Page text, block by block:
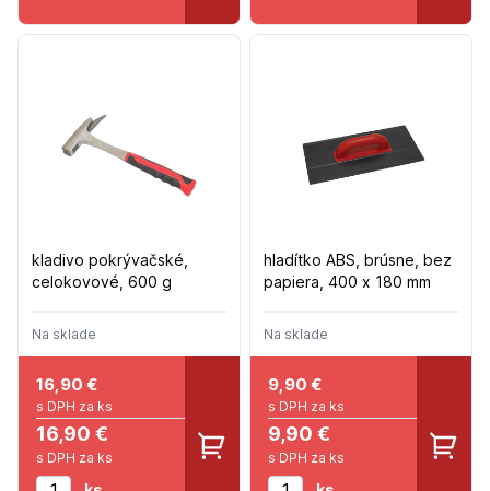
kladivo pokrývačské,
celokovové, 600 g
Na sklade
16,90 €
s DPH za ks
16,90 €
s DPH za ks
hladítko ABS, brúsne, bez
papiera, 400 x 180 mm
Na sklade
9,90 €
s DPH za ks
9,90 €
s DPH za ks